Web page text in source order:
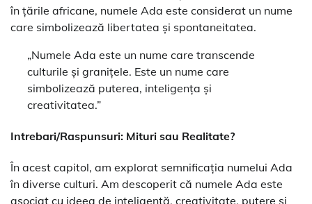
în țările africane, numele Ada este considerat un nume
care simbolizează libertatea și spontaneitatea.
„Numele Ada este un nume care transcende
culturile și granițele. Este un nume care
simbolizează puterea, inteligența și
creativitatea.”
Intrebari/Raspunsuri: Mituri sau Realitate?
În acest capitol, am explorat semnificația numelui Ada
în diverse culturi. Am descoperit că numele Ada este
asociat cu ideea de inteligență, creativitate, putere și